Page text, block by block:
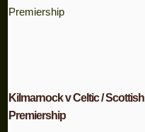
Kilmarnock v Celtic / Scottish
Premiership